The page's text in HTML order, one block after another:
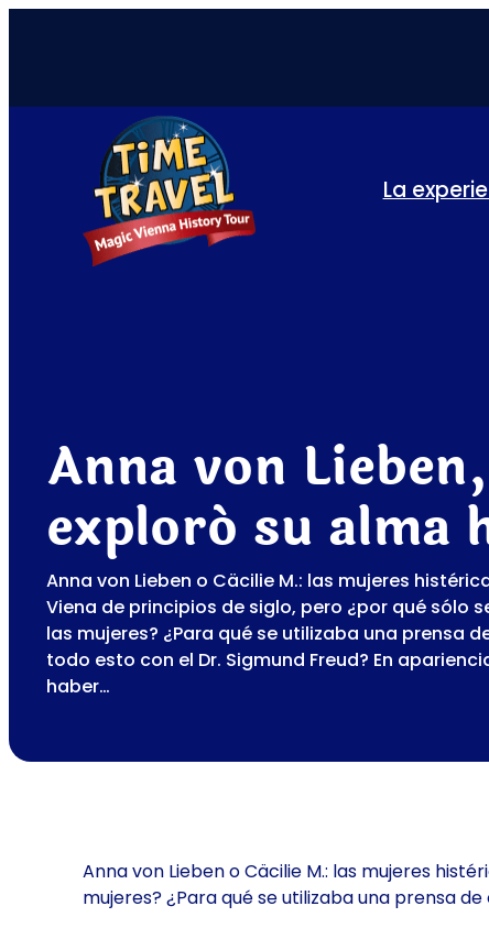
La
Anna von
exploró su alma
Anna von Lieben o Cäcilie M.: las mujeres
Viena de principios de siglo, pero ¿por qué sólo
las mujeres? ¿Para qué se utilizaba una prensa
todo esto con el Dr. Sigmund Freud? En
haber…
Anna von Lieben o Cäcilie M.: las mujeres
mujeres? ¿Para qué se utilizaba una prensa